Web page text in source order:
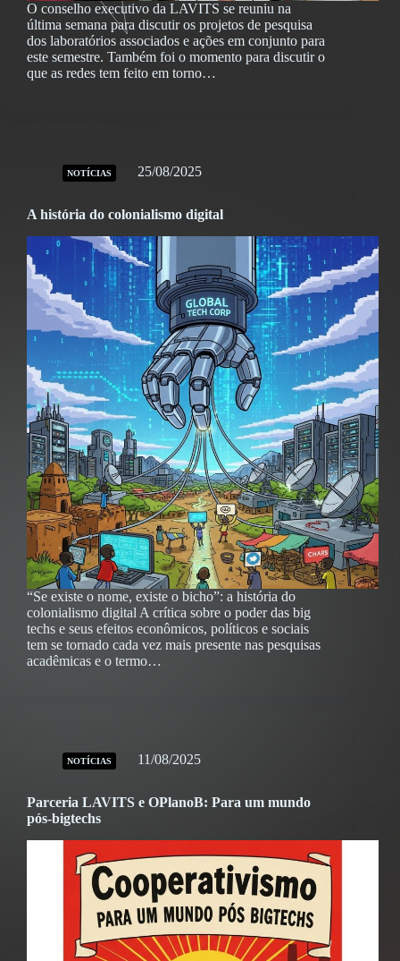
O conselho executivo da LAVITS se reuniu na
última semana para discutir os projetos de pesquisa
dos laboratórios associados e ações em conjunto para
este semestre. Também foi o momento para discutir o
que as redes tem feito em torno…
NOTÍCIAS 25/08/2025
A história do colonialismo digital
“Se existe o nome, existe o bicho”: a história do
colonialismo digital A crítica sobre o poder das big
techs e seus efeitos econômicos, políticos e sociais
tem se tornado cada vez mais presente nas pesquisas
acadêmicas e o termo…
NOTÍCIAS 11/08/2025
Parceria LAVITS e OPlanoB: Para um mundo
pós-bigtechs